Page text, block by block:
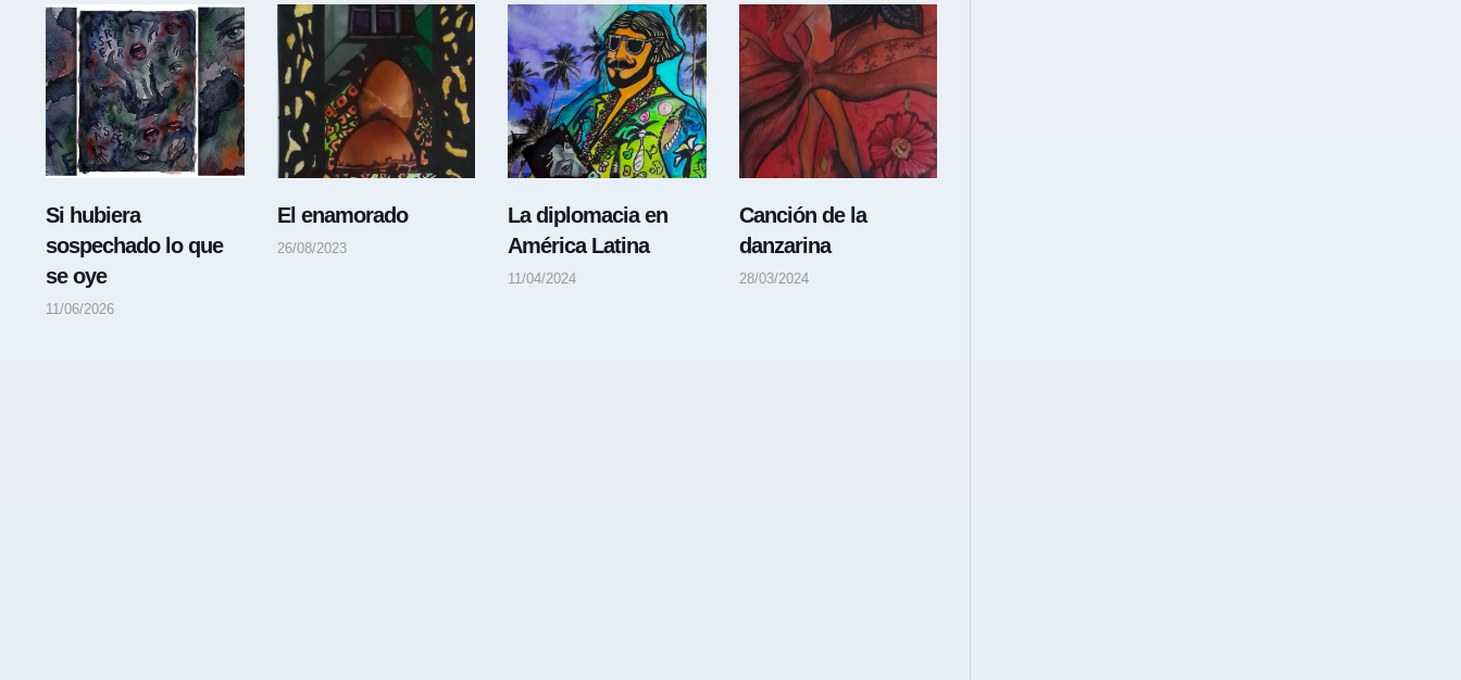
Si hubiera
sospechado lo que
se oye
11/06/2026
El enamorado
26/08/2023
La diplomacia en
América Latina
11/04/2024
Canción de la
danzarina
28/03/2024